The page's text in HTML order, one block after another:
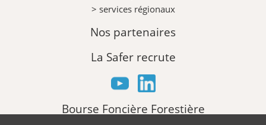
> services régionaux
Nos partenaires
La Safer recrute
Bourse Foncière Forestière